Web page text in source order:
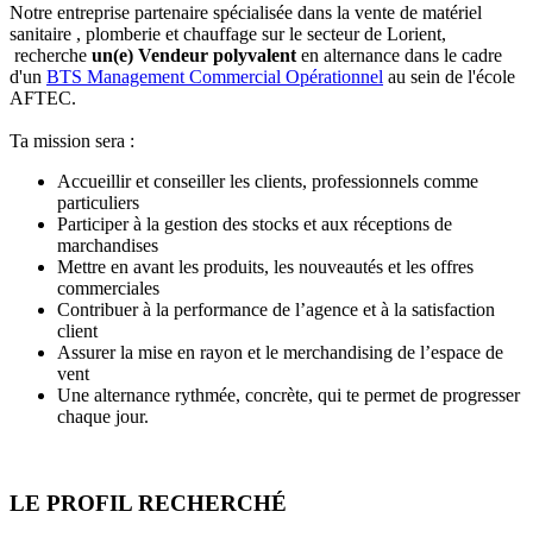
Notre entreprise partenaire spécialisée dans la vente de matériel
sanitaire , plomberie et chauffage sur le secteur de Lorient,
recherche un(e) Vendeur polyvalent en alternance dans le cadre
d'un BTS Management Commercial Opérationnel au sein de l'école
AFTEC.
Ta mission sera :
Accueillir et conseiller les clients, professionnels comme
particuliers
Participer à la gestion des stocks et aux réceptions de
marchandises
Mettre en avant les produits, les nouveautés et les offres
commerciales
Contribuer à la performance de l’agence et à la satisfaction
client
Assurer la mise en rayon et le merchandising de l’espace de
vent
Une alternance rythmée, concrète, qui te permet de progresser
chaque jour.
LE PROFIL RECHERCHÉ